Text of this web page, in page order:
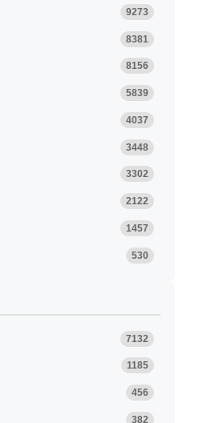
9273
8381
8156
5839
4037
3448
3302
2122
1457
530
7132
1185
456
382